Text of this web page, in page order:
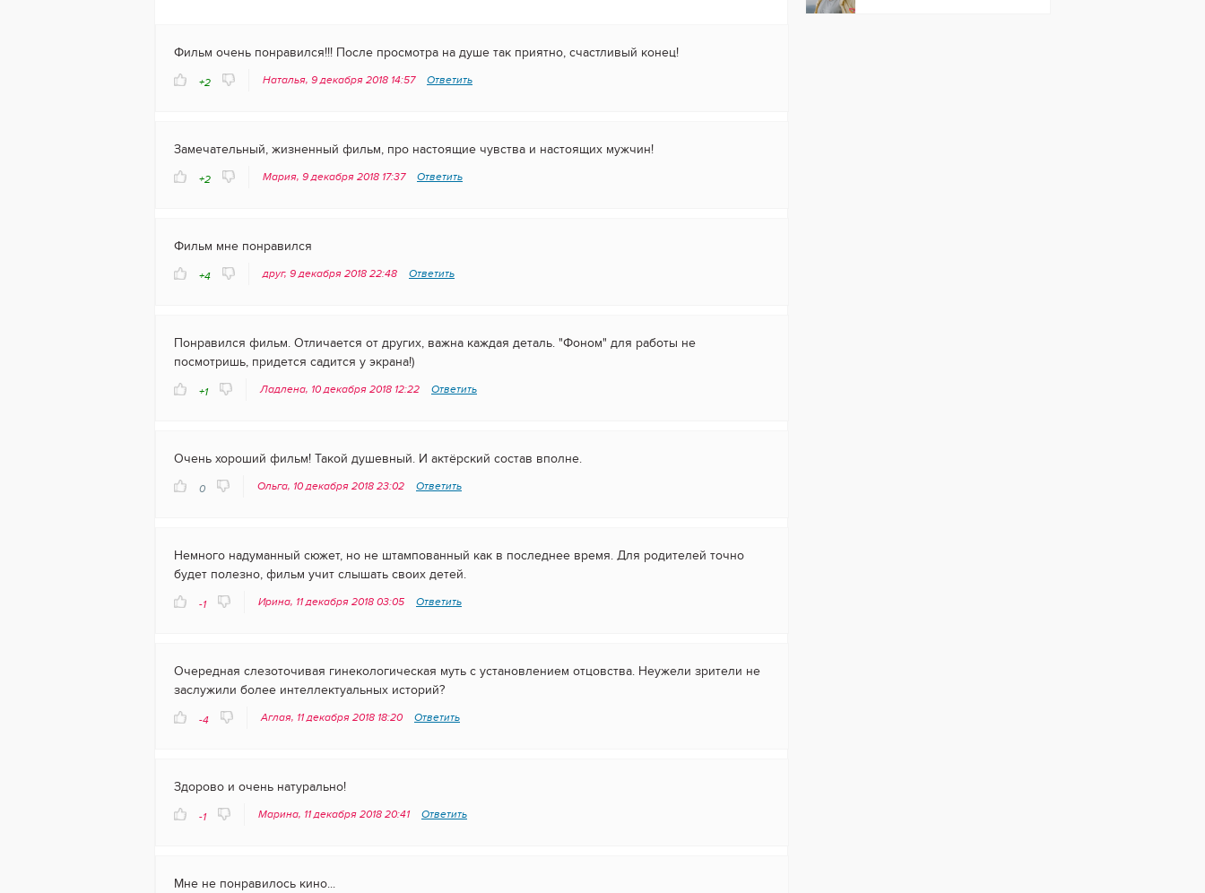
Фильм очень понравился!!! После просмотра на душе так приятно, счастливый конец!
+2 Наталья, 9 декабря 2018 14:57 Ответить
Замечательный, жизненный фильм, про настоящие чувства и настоящих мужчин!
+2 Мария, 9 декабря 2018 17:37 Ответить
Фильм мне понравился
+4 друг, 9 декабря 2018 22:48 Ответить
Понравился фильм. Отличается от других, важна каждая деталь. "Фоном" для работы не
посмотришь, придется садится у экрана!)
+1 Ладлена, 10 декабря 2018 12:22 Ответить
Очень хороший фильм! Такой душевный. И актёрский состав вполне.
0 Ольга, 10 декабря 2018 23:02 Ответить
Немного надуманный сюжет, но не штампованный как в последнее время. Для родителей точно
будет полезно, фильм учит слышать своих детей.
-1 Ирина, 11 декабря 2018 03:05 Ответить
Очередная слезоточивая гинекологическая муть с установлением отцовства. Неужели зрители не
заслужили более интеллектуальных историй?
-4 Аглая, 11 декабря 2018 18:20 Ответить
Здорово и очень натурально!
-1 Марина, 11 декабря 2018 20:41 Ответить
Мне не понравилось кино...